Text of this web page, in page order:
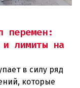
перемен:
лимиты на
в силу ряд
которые